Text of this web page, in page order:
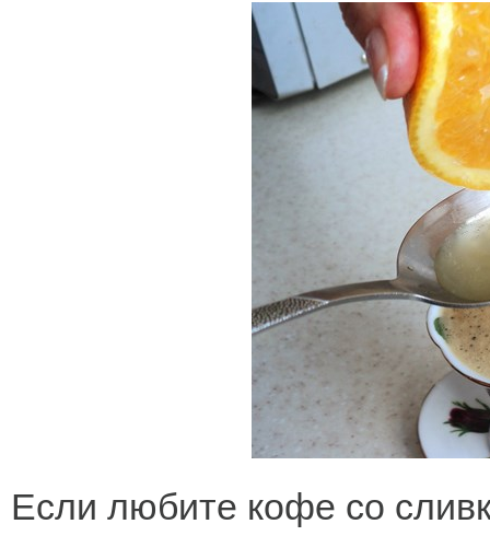
Если любите кофе со